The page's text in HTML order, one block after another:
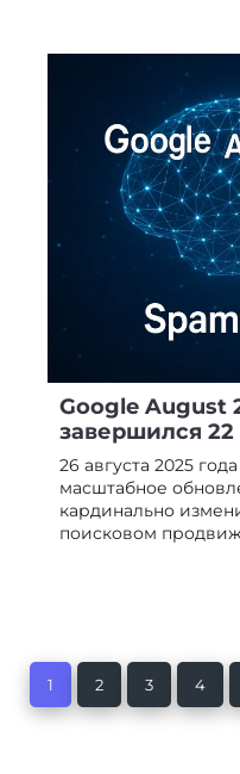
Google August
завершился 22
26 августа 2025
масштабное
кардинально
поисковом
1 2 3 4